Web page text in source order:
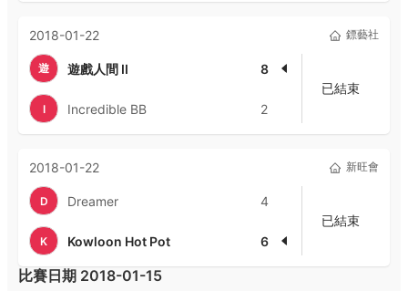
2018-01-22 鏢藝社
遊 遊戲人間 II 8
I Incredible BB 2
已結束
2018-01-22 新旺會
D Dreamer 4
K Kowloon Hot Pot 6
已結束
比賽日期 2018-01-15